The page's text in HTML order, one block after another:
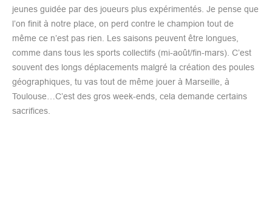
jeunes guidée par des joueurs plus expérimentés. Je pense que
l’on finit à notre place, on perd contre le champion tout de
même ce n’est pas rien. Les saisons peuvent être longues,
comme dans tous les sports collectifs (mi-août/fin-mars). C’est
souvent des longs déplacements malgré la création des poules
géographiques, tu vas tout de même jouer à Marseille, à
Toulouse…C’est des gros week-ends, cela demande certains
sacrifices.